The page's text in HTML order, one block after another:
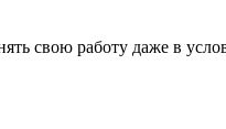
свою работу даже в